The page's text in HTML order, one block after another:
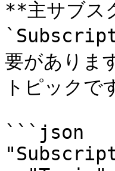
**主サブス
要がありま
トピックで
```json